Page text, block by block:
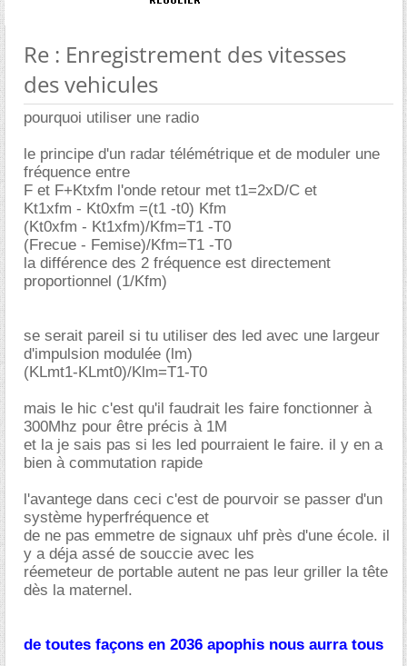
Re : Enregistrement des vitesses
des vehicules
pourquoi utiliser une radio
le principe d'un radar télémétrique et de moduler une
fréquence entre
F et F+Ktxfm l'onde retour met t1=2xD/C et
Kt1xfm - Kt0xfm =(t1 -t0) Kfm
(Kt0xfm - Kt1xfm)/Kfm=T1 -T0
(Frecue - Femise)/Kfm=T1 -T0
la différence des 2 fréquence est directement
proportionnel (1/Kfm)
se serait pareil si tu utiliser des led avec une largeur
d'impulsion modulée (lm)
(KLmt1-KLmt0)/Klm=T1-T0
mais le hic c'est qu'il faudrait les faire fonctionner à
300Mhz pour être précis à 1M
et la je sais pas si les led pourraient le faire. il y en a
bien à commutation rapide
l'avantege dans ceci c'est de pourvoir se passer d'un
système hyperfréquence et
de ne pas emmetre de signaux uhf près d'une école. il
y a déja assé de souccie avec les
réemeteur de portable autent ne pas leur griller la tête
dès la maternel.
de toutes façons en 2036 apophis nous aurra tous